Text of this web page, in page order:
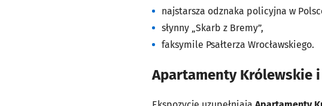
najstarsza odznaka policyjna w
słynny „Skarb z Bremy”,
faksymile Psałterza Wrocławskiego.
Apartamenty Królewskie